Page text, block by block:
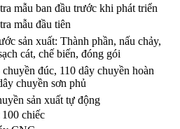
mẫu ban đầu trước khi phát triển
mẫu đầu tiên
sản xuất: Thành phần, nấu chảy,
cát, chế biến, đóng gói
đúc, 110 dây chuyền hoàn
chuyền sơn phủ
sản xuất tự động
chiếc